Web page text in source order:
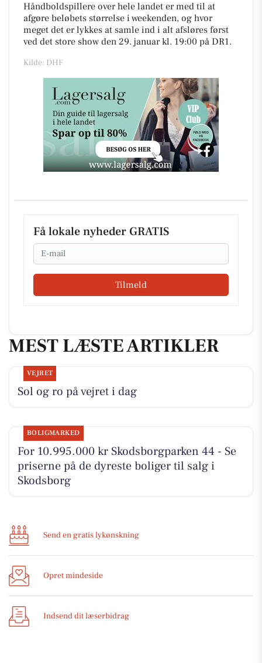
Håndboldspillere over hele landet er med til at
afgøre beløbets størrelse i weekenden, og hvor
meget det er lykkes at samle ind i alt afsløres først
ved det store show den 29. januar kl. 19:00 på DR1.
Kilde: DHF
Få lokale nyheder GRATIS
Email
Tilmeld
MEST LÆSTE ARTIKLER
VEJRET
Sol og ro på vejret i dag
BOLIGMARKED
For 10.995.000 kr Skodsborgparken 44 - Se
priserne på de dyreste boliger til salg i
Skodsborg
Send en gratis lykønskning
Opret mindeside
Indsend dit læserbidrag